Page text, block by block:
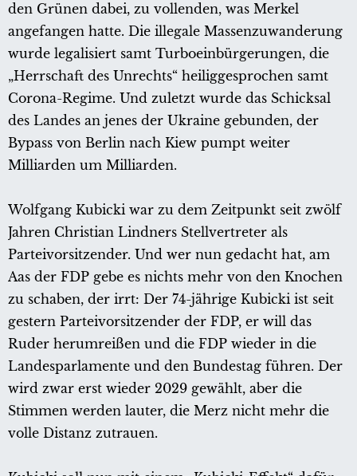
den Grünen dabei, zu vollenden, was Merkel
angefangen hatte. Die illegale Massenzuwanderung
wurde legalisiert samt Turboeinbürgerungen, die
„Herrschaft des Unrechts“ heiliggesprochen samt
Corona-Regime. Und zuletzt wurde das Schicksal
des Landes an jenes der Ukraine gebunden, der
Bypass von Berlin nach Kiew pumpt weiter
Milliarden um Milliarden.
Wolfgang Kubicki war zu dem Zeitpunkt seit zwölf
Jahren Christian Lindners Stellvertreter als
Parteivorsitzender. Und wer nun gedacht hat, am
Aas der FDP gebe es nichts mehr von den Knochen
zu schaben, der irrt: Der 74-jährige Kubicki ist seit
gestern Parteivorsitzender der FDP, er will das
Ruder herumreißen und die FDP wieder in die
Landesparlamente und den Bundestag führen. Der
wird zwar erst wieder 2029 gewählt, aber die
Stimmen werden lauter, die Merz nicht mehr die
volle Distanz zutrauen.